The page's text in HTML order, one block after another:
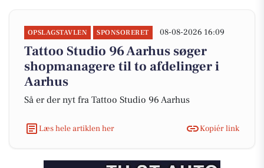
OPSLAGSTAVLEN SPONSORERET 08-08-2026 16:09
Tattoo Studio 96 Aarhus søger
shopmanagere til to afdelinger i
Aarhus
Så er der nyt fra Tattoo Studio 96 Aarhus
Læs hele artiklen her Kopiér link